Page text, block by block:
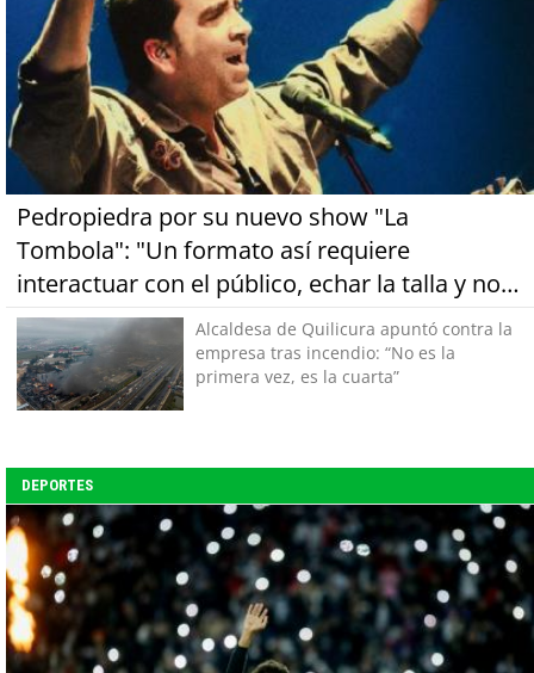
Pedropiedra por su nuevo show "La
Tombola": "Un formato así requiere
interactuar con el público, echar la talla y no
tener miedo a equivocarse"Alcaldesa de Quilicura apuntó contra la
empresa tras incendio: “No es la
primera vez, es la cuarta”
DEPORTES